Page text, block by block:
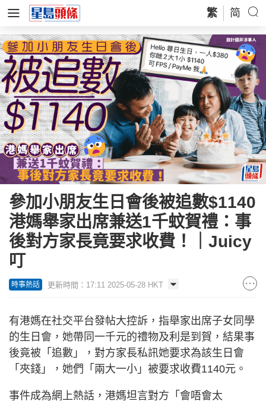
繁 简
參加小朋友生日會後被追數$1140
港媽舉家出席兼送1千蚊賀禮：事
後對方家長竟要求收費！｜Juicy
叮
時事熱話 更新時間：17:11 2025-05-28 HKT
有港媽在社交平台發帖大控訴，指舉家出席子女同學
的生日會，她帶同一千元的禮物及利是到賀，結果事
後竟被「追數」，對方家長私訊她要求為該生日會
「夾錢」，她們「兩大一小」被要求收費1140元。
事件成為網上熱話，港媽坦言對方「會唔會太